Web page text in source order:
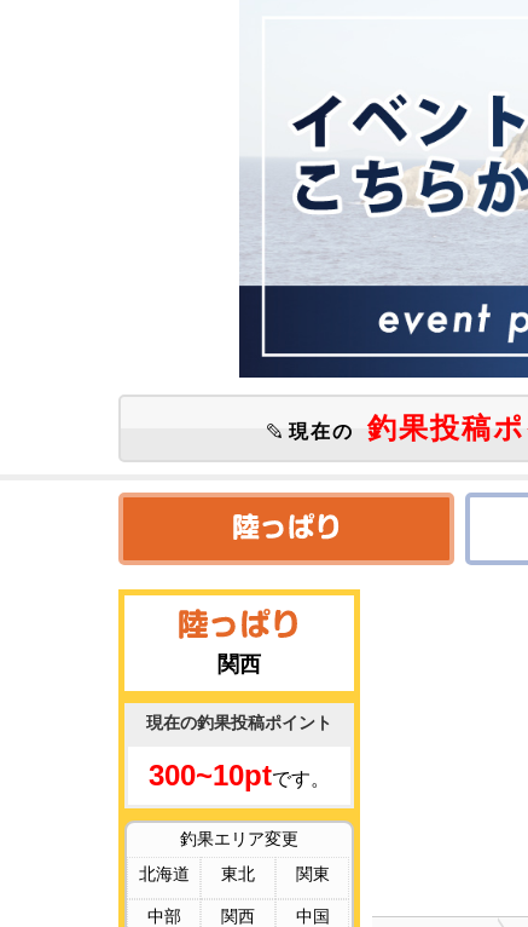
現在の 釣果投稿
関西
現在の釣果投稿ポイント
300~10ptです。
釣果エリア変更
北海道
東北 関東
中部 関西 中国